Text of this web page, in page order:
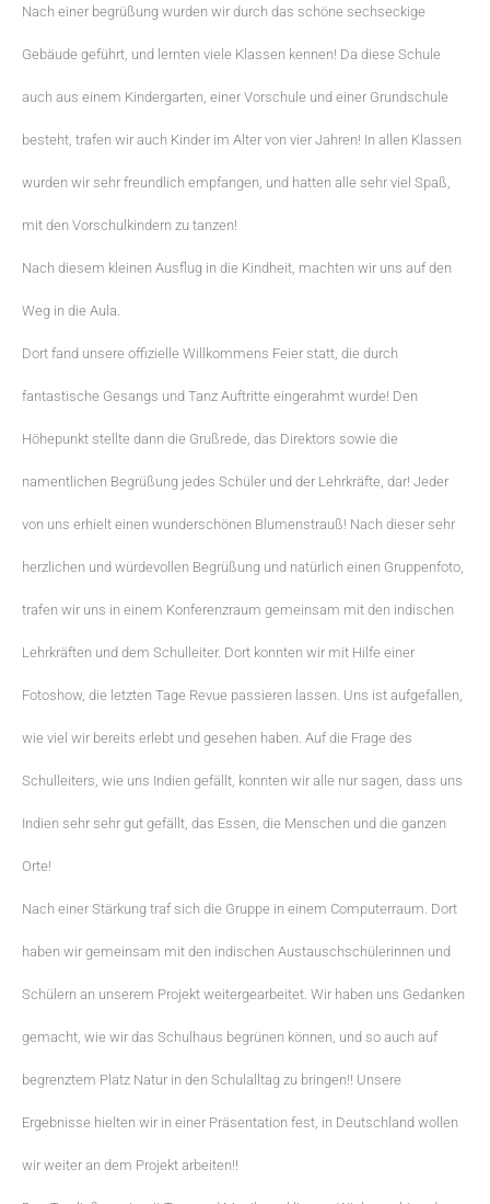
Nach einer begrüßung wurden wir durch das schöne sechseckige
Gebäude geführt, und lernten viele Klassen kennen! Da diese Schule
auch aus einem Kindergarten, einer Vorschule und einer Grundschule
besteht, trafen wir auch Kinder im Alter von vier Jahren! In allen Klassen
wurden wir sehr freundlich empfangen, und hatten alle sehr viel Spaß,
mit den Vorschulkindern zu tanzen!
Nach diesem kleinen Ausflug in die Kindheit, machten wir uns auf den
Weg in die Aula.
Dort fand unsere offizielle Willkommens Feier statt, die durch
fantastische Gesangs und Tanz Auftritte eingerahmt wurde! Den
Höhepunkt stellte dann die Grußrede, das Direktors sowie die
namentlichen Begrüßung jedes Schüler und der Lehrkräfte, dar! Jeder
von uns erhielt einen wunderschönen Blumenstrauß! Nach dieser sehr
herzlichen und würdevollen Begrüßung und natürlich einen Gruppenfoto,
trafen wir uns in einem Konferenzraum gemeinsam mit den indischen
Lehrkräften und dem Schulleiter. Dort konnten wir mit Hilfe einer
Fotoshow, die letzten Tage Revue passieren lassen. Uns ist aufgefallen,
wie viel wir bereits erlebt und gesehen haben. Auf die Frage des
Schulleiters, wie uns Indien gefällt, konnten wir alle nur sagen, dass uns
Indien sehr sehr gut gefällt, das Essen, die Menschen und die ganzen
Orte!
Nach einer Stärkung traf sich die Gruppe in einem Computerraum. Dort
haben wir gemeinsam mit den indischen Austauschschülerinnen und
Schülern an unserem Projekt weitergearbeitet. Wir haben uns Gedanken
gemacht, wie wir das Schulhaus begrünen können, und so auch auf
begrenztem Platz Natur in den Schulalltag zu bringen!! Unsere
Ergebnisse hielten wir in einer Präsentation fest, in Deutschland wollen
wir weiter an dem Projekt arbeiten!!